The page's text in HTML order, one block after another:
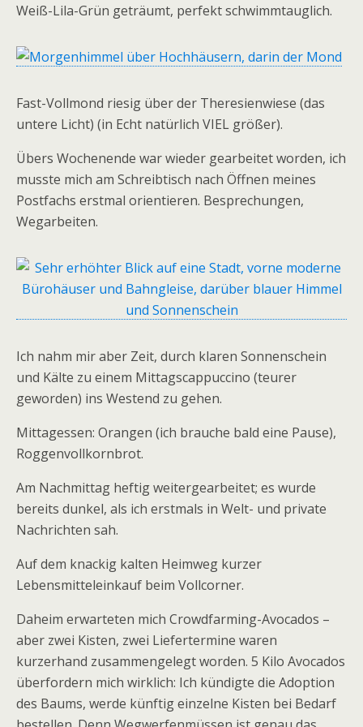
Weiß-Lila-Grün geträumt, perfekt schwimmtauglich.
Fast-Vollmond riesig über der Theresienwiese (das
untere Licht) (in Echt natürlich VIEL größer).
Übers Wochenende war wieder gearbeitet worden, ich
musste mich am Schreibtisch nach Öffnen meines
Postfachs erstmal orientieren. Besprechungen,
Wegarbeiten.
Ich nahm mir aber Zeit, durch klaren Sonnenschein
und Kälte zu einem Mittagscappuccino (teurer
geworden) ins Westend zu gehen.
Mittagessen: Orangen (ich brauche bald eine Pause),
Roggenvollkornbrot.
Am Nachmittag heftig weitergearbeitet; es wurde
bereits dunkel, als ich erstmals in Welt- und private
Nachrichten sah.
Auf dem knackig kalten Heimweg kurzer
Lebensmitteleinkauf beim Vollcorner.
Daheim erwarteten mich Crowdfarming-Avocados –
aber zwei Kisten, zwei Liefertermine waren
kurzerhand zusammengelegt worden. 5 Kilo Avocados
überfordern mich wirklich: Ich kündigte die Adoption
des Baums, werde künftig einzelne Kisten bei Bedarf